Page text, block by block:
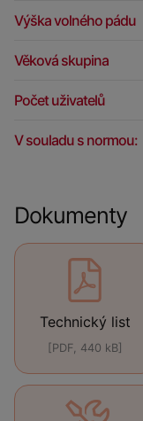
Výška volného pádu
Věková skupina
Počet uživatelů
V souladu s normou:
Dokumenty
Technický list
[PDF, 440 kB]